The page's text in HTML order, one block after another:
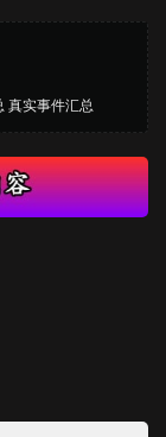
真实事件汇总